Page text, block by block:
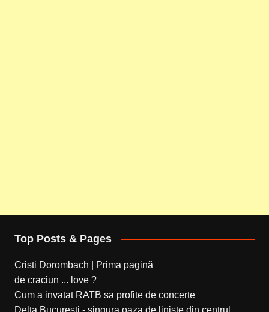
Top Posts & Pages
Cristi Dorombach | Prima pagină
de craciun ... love ?
Cum a invatat RATB sa profite de concerte
Delta Bucuresti - singura oaza de liniste din centrul